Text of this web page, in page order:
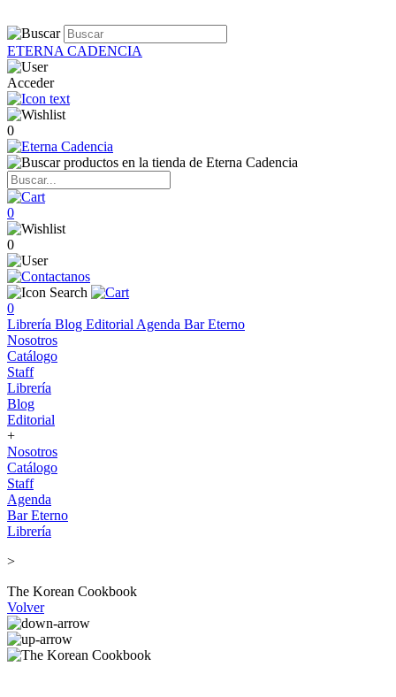
ETERNA CADENCIA
Acceder
0
0
0
0
Librería Blog Editorial Agenda Bar Eterno
Nosotros
Catálogo
Staff
Librería
Blog
Editorial
+
Nosotros
Catálogo
Staff
Agenda
Bar Eterno
Librería
>
The Korean Cookbook
Volver